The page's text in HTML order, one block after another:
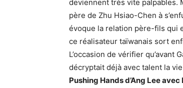
deviennent très vite palpables.
père de Zhu Hsiao-Chen à
évoque la relation père-fils qui
ce réalisateur taïwanais sort
L’occasion de vérifier qu’avant
décryptait déjà avec talent la
Pushing Hands d’Ang Lee